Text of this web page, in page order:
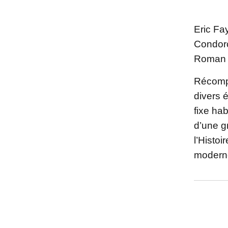
Eric
Roman
divers
fixe
d’une